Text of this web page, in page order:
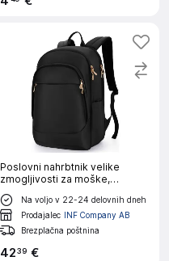
Poslovni nahrbtnik velike
zmogljivosti za moške,
nahrbtnik za prenosnik Black
Na voljo v 22-24 delovnih dneh
Prodajalec INF Company AB
Brezplačna poštnina
4239 €